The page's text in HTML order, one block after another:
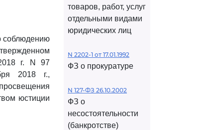
соблюдению
г. N 97
2018 г.,
юстиции
товаров, работ, услуг
отдельными видами
юридических лиц
N 2202-1 от 17.01.1992
ФЗ о прокуратуре
N 127-ФЗ 26.10.2002
ФЗ о
несостоятельности
(банкротстве)